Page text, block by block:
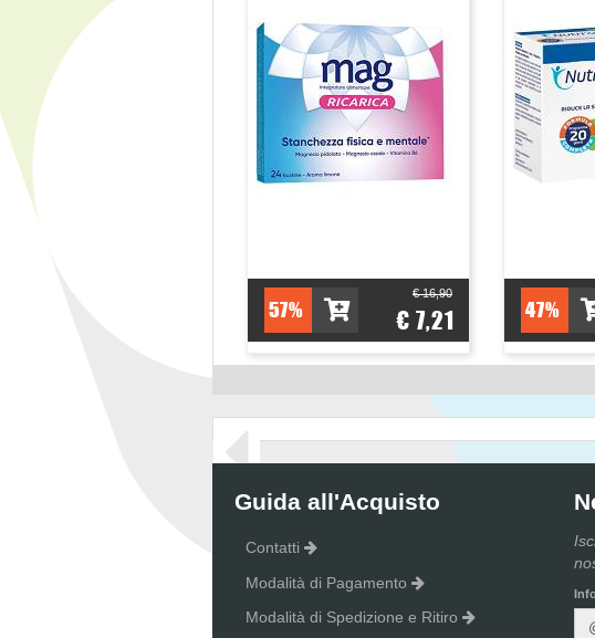
57%
€ 16,90
€ 7,21 47%
Guida all'Acquisto
Contatti
Modalità di Pagamento
Modalità di Spedizione e Ritiro